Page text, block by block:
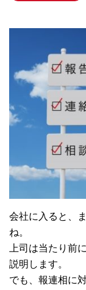
会社に入ると、
ね。
上司は当たり前
説明します。
でも、報連相に